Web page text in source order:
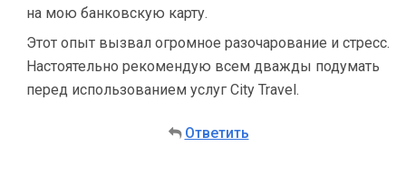
на мою банковскую карту.
Этот опыт вызвал огромное разочарование и стресс.
Настоятельно рекомендую всем дважды подумать
перед использованием услуг City Travel.
Ответить